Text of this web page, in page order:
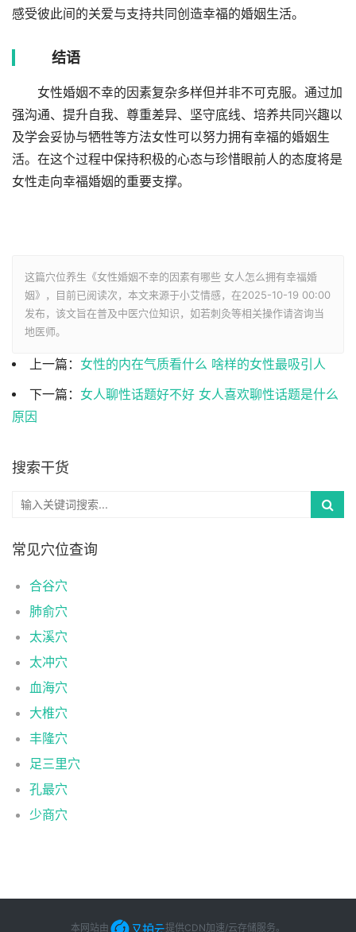
感受彼此间的关爱与支持共同创造幸福的婚姻生活。
结语
女性婚姻不幸的因素复杂多样但并非不可克服。通过加
强沟通、提升自我、尊重差异、坚守底线、培养共同兴趣以
及学会妥协与牺牲等方法女性可以努力拥有幸福的婚姻生
活。在这个过程中保持积极的心态与珍惜眼前人的态度将是
女性走向幸福婚姻的重要支撑。
这篇穴位养生《女性婚姻不幸的因素有哪些 女人怎么拥有幸福婚
姻》，目前已阅读次，本文来源于小艾情感，在2025-10-19 00:00
发布，该文旨在普及中医穴位知识，如若刺灸等相关操作请咨询当
地医师。
上一篇： 女性的内在气质看什么 啥样的女性最吸引人
下一篇： 女人聊性话题好不好 女人喜欢聊性话题是什么
原因
搜索干货
常见穴位查询
合谷穴
肺俞穴
太溪穴
太冲穴
血海穴
大椎穴
丰隆穴
足三里穴
孔最穴
少商穴
本网站由 提供CDN加速/云存储服务。